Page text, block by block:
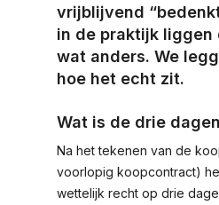
vrijblijvend
in de praktijk liggen
wat anders. We
hoe het echt zit.
Wat is de drie
Na het tekenen van de
voorlopig koopcontract)
wettelijk recht op drie